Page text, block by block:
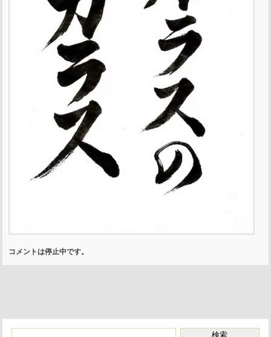
コメントは停止中です。